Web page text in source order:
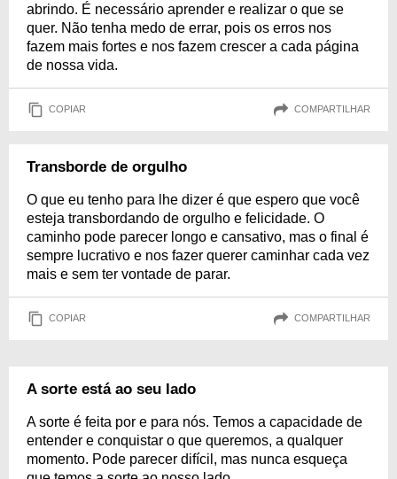
abrindo. É necessário aprender e realizar o que se
quer. Não tenha medo de errar, pois os erros nos
fazem mais fortes e nos fazem crescer a cada página
de nossa vida.
COPIAR COMPARTILHAR
Transborde de orgulho
O que eu tenho para lhe dizer é que espero que você
esteja transbordando de orgulho e felicidade. O
caminho pode parecer longo e cansativo, mas o final é
sempre lucrativo e nos fazer querer caminhar cada vez
mais e sem ter vontade de parar.
COPIAR COMPARTILHAR
A sorte está ao seu lado
A sorte é feita por e para nós. Temos a capacidade de
entender e conquistar o que queremos, a qualquer
momento. Pode parecer difícil, mas nunca esqueça